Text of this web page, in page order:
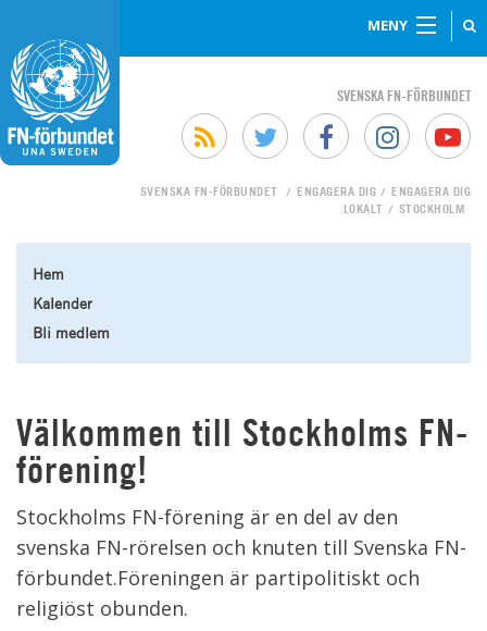
MENY
SVENSKA FN-FÖRBUNDET
SVENSKA FN-FÖRBUNDET / ENGAGERA DIG / ENGAGERA DIG
LOKALT / STOCKHOLM
Hem
Kalender
Bli medlem
Välkommen till Stockholms FN-
förening!
Stockholms FN-förening är en del av den
svenska FN-rörelsen och knuten till Svenska FN-
förbundet.Föreningen är partipolitiskt och
religiöst obunden.